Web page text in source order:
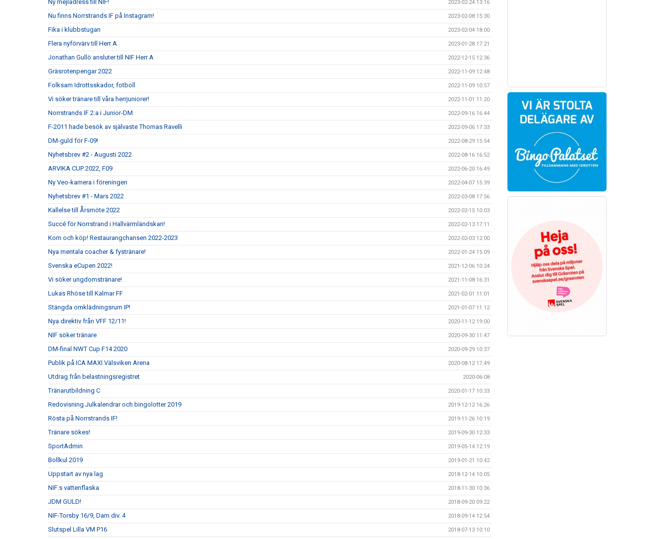
Ny mejladress till NIF! 2023-02-24 13:16
Nu finns Norrstrands IF på Instagram! 2023-02-08 15:30
Fika i klubbstugan 2023-02-04 18:00
Flera nyförvärv till Herr A 2023-01-28 17:21
Jonathan Gullö ansluter till NIF Herr A 2022-12-15 12:36
Gräsrotenpengar 2022 2022-11-09 12:48
Folksam Idrottsskador, fotboll 2022-11-09 10:57
Vi söker tränare till våra herrjuniorer! 2022-11-01 11:20
Norrstrands IF 2:a i Junior-DM 2022-09-16 16:44
F-2011 hade besök av självaste Thomas Ravelli 2022-09-06 17:33
DM-guld för F-09! 2022-08-29 15:54
Nyhetsbrev #2 - Augusti 2022 2022-08-16 16:52
ARVIKA CUP 2022, F09 2022-06-20 16:49
Ny Veo-kamera i föreningen 2022-04-07 15:39
Nyhetsbrev #1 - Mars 2022 2022-03-08 17:56
Kallelse till Årsmöte 2022 2022-02-15 10:03
Succé för Norrstrand i Hallvärmländskan! 2022-02-13 17:11
Kom och köp! Restaurangchansen 2022-2023 2022-02-03 12:00
Nya mentala coacher & fystränare! 2022-01-24 15:09
Svenska eCupen 2022! 2021-12-06 10:24
Vi söker ungdomstränare! 2021-11-08 16:31
Lukas Rhöse till Kalmar FF 2021-02-01 11:01
Stängda omklädningsrum IP! 2021-01-07 11:12
Nya direktiv från VFF 12/11! 2020-11-12 19:00
NIF söker tränare 2020-09-30 11:47
DM-final NWT Cup F14 2020 2020-09-29 10:37
Publik på ICA MAXI Välsviken Arena 2020-08-12 17:49
Utdrag från belastningsregistret 2020-06-08
Tränarutbildning C 2020-01-17 10:33
Redovisning Julkalendrar och bingolotter 2019 2019-12-12 16:26
Rösta på Norrstrands IF! 2019-11-26 10:19
Tränare sökes! 2019-09-30 12:33
SportAdmin 2019-05-14 12:19
Bollkul 2019 2019-01-21 10:42
Uppstart av nya lag 2018-12-14 10:05
NIF:s vattenflaska 2018-11-30 10:36
JDM GULD! 2018-09-20 09:22
NIF-Torsby 16/9, Dam div. 4 2018-09-14 12:54
Slutspel Lilla VM P16 2018-07-13 10:10